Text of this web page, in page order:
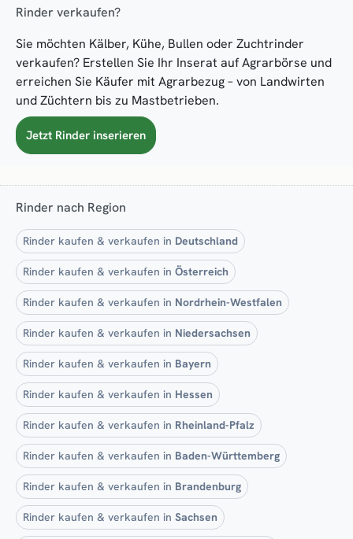
Rinder verkaufen?
Sie möchten Kälber, Kühe, Bullen oder Zuchtrinder
verkaufen? Erstellen Sie Ihr Inserat auf Agrarbörse und
erreichen Sie Käufer mit Agrarbezug – von Landwirten
und Züchtern bis zu Mastbetrieben.
Jetzt Rinder inserieren
Rinder nach Region
Rinder kaufen & verkaufen in Deutschland
Rinder kaufen & verkaufen in Österreich
Rinder kaufen & verkaufen in Nordrhein-Westfalen
Rinder kaufen & verkaufen in Niedersachsen
Rinder kaufen & verkaufen in Bayern
Rinder kaufen & verkaufen in Hessen
Rinder kaufen & verkaufen in Rheinland-Pfalz
Rinder kaufen & verkaufen in Baden-Württemberg
Rinder kaufen & verkaufen in Brandenburg
Rinder kaufen & verkaufen in Sachsen